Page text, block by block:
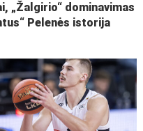
„Žalgirio“ dominavimas
Pelenės istorija